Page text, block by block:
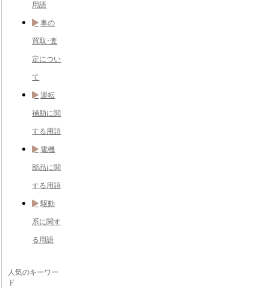
用語
車の
買取･査
定につい
て
運転
補助に関
する用語
電機
部品に関
する用語
駆動
系に関す
る用語
人気のキーワー
ド